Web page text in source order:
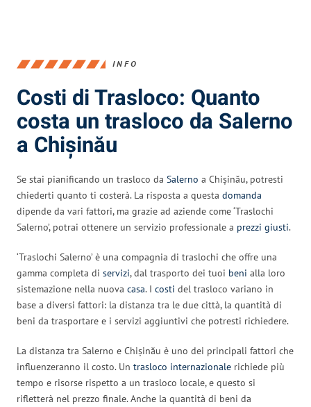
INFO
Costi di Trasloco: Quanto
costa un trasloco da Salerno
a Chișinău
Se stai pianificando un trasloco da Salerno a Chișinău, potresti
chiederti quanto ti costerà. La risposta a questa domanda
dipende da vari fattori, ma grazie ad aziende come ‘Traslochi
Salerno’, potrai ottenere un servizio professionale a prezzi giusti.
‘Traslochi Salerno’ è una compagnia di traslochi che offre una
gamma completa di servizi, dal trasporto dei tuoi beni alla loro
sistemazione nella nuova casa. I costi del trasloco variano in
base a diversi fattori: la distanza tra le due città, la quantità di
beni da trasportare e i servizi aggiuntivi che potresti richiedere.
La distanza tra Salerno e Chișinău è uno dei principali fattori che
influenzeranno il costo. Un trasloco internazionale richiede più
tempo e risorse rispetto a un trasloco locale, e questo si
rifletterà nel prezzo finale. Anche la quantità di beni da